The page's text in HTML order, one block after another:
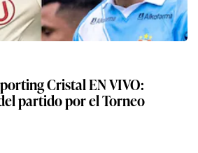
Cristal EN VIVO:
partido por el Torneo